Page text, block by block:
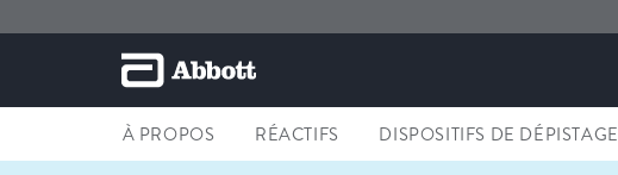
À PROPOS RÉACTIFS DISPOSITIFS DE DÉPISTAGE